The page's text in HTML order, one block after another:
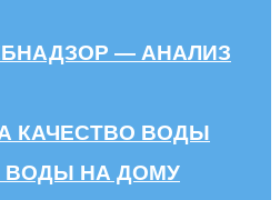
— АНАЛИЗ
КАЧЕСТВО ВОДЫ
ВОДЫ НА ДОМУ